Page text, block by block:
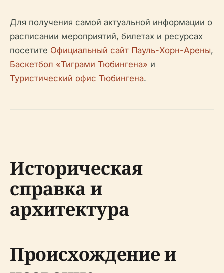
Для получения самой актуальной информации о
расписании мероприятий, билетах и ресурсах
посетите Официальный сайт Пауль-Хорн-Арены,
Баскетбол «Тиграми Тюбингена» и
Туристический офис Тюбингена.
Историческая
справка и
архитектура
Происхождение и